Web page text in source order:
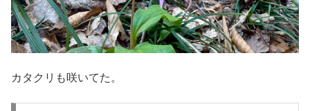
カタクリも咲いてた。